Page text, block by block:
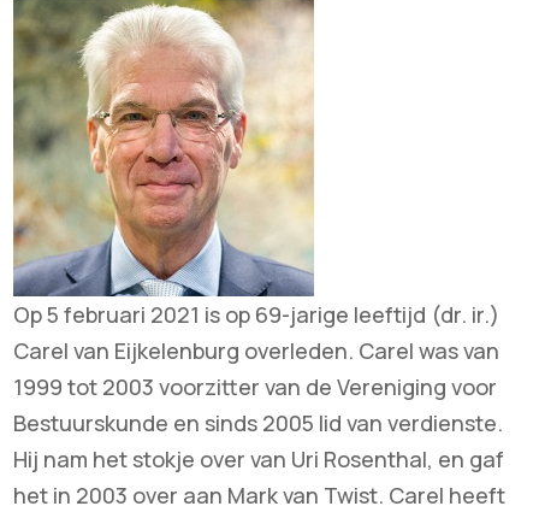
Op 5 februari 2021 is op 69-jarige leeftijd (dr. ir.)
Carel van Eijkelenburg overleden. Carel was van
1999 tot 2003 voorzitter van de Vereniging voor
Bestuurskunde en sinds 2005 lid van verdienste.
Hij nam het stokje over van Uri Rosenthal, en gaf
het in 2003 over aan Mark van Twist. Carel heeft